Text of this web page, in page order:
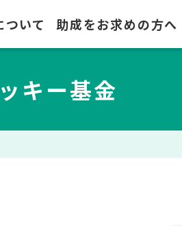
ついて 助成をお求めの方へ
キー基金